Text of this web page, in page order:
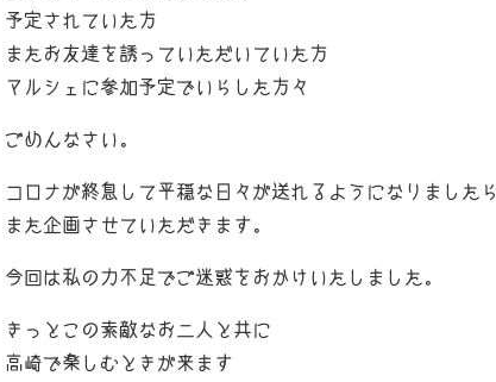
予定されていた方
またお友達を誘っていただいていた方
マルシェに参加予定でいらした方々
ごめんなさい。
コロナが終息して平穏な日々が送れるようになりましたら
また企画させていただきます。
今回は私の力不足でご迷惑をおかけいたしました。
きっとこの素敵なお二人と共に
高崎で楽しむときが来ます